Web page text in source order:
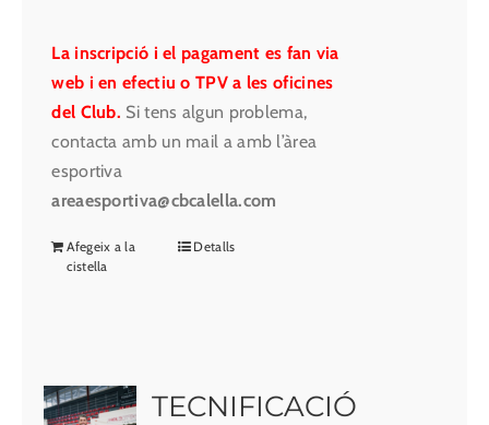
La inscripció i el pagament es fan via
web i en efectiu o TPV a les oficines
del Club. Si tens algun problema,
contacta amb un mail a amb l’àrea
esportiva
areaesportiva@cbcalella.com
Afegeix a la
cistella
Detalls
TECNIFICACIÓ